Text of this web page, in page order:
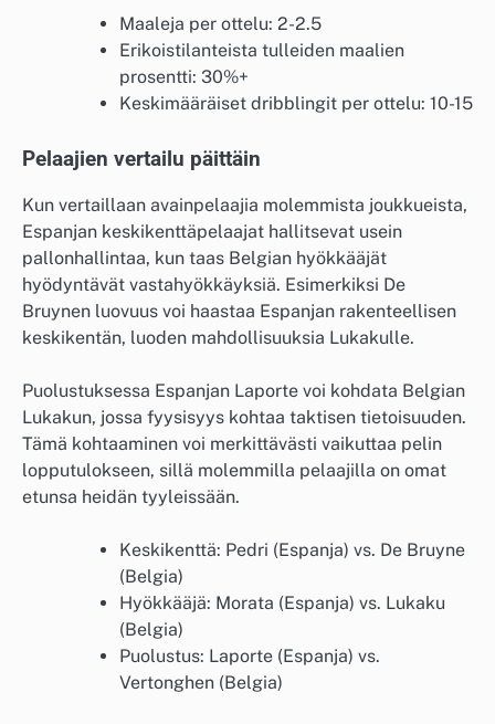
Maaleja per ottelu: 2-2.5
Erikoistilanteista tulleiden maalien
prosentti: 30%+
Keskimääräiset dribblingit per ottelu: 10-15
Pelaajien vertailu päittäin
Kun vertaillaan avainpelaajia molemmista joukkueista,
Espanjan keskikenttäpelaajat hallitsevat usein
pallonhallintaa, kun taas Belgian hyökkääjät
hyödyntävät vastahyökkäyksiä. Esimerkiksi De
Bruynen luovuus voi haastaa Espanjan rakenteellisen
keskikentän, luoden mahdollisuuksia Lukakulle.
Puolustuksessa Espanjan Laporte voi kohdata Belgian
Lukakun, jossa fyysisyys kohtaa taktisen tietoisuuden.
Tämä kohtaaminen voi merkittävästi vaikuttaa pelin
lopputulokseen, sillä molemmilla pelaajilla on omat
etunsa heidän tyyleissään.
Keskikenttä: Pedri (Espanja) vs. De Bruyne
(Belgia)
Hyökkääjä: Morata (Espanja) vs. Lukaku
(Belgia)
Puolustus: Laporte (Espanja) vs.
Vertonghen (Belgia)